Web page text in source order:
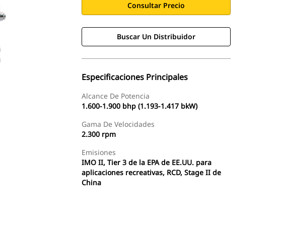
Consultar Precio
Buscar Un Distribuidor
Especificaciones Principales
Alcance De Potencia
1.600-1.900 bhp (1.193-1.417 bkW)
Gama De Velocidades
2.300 rpm
Emisiones
IMO II, Tier 3 de la EPA de EE.UU. para
aplicaciones recreativas, RCD, Stage II de
China